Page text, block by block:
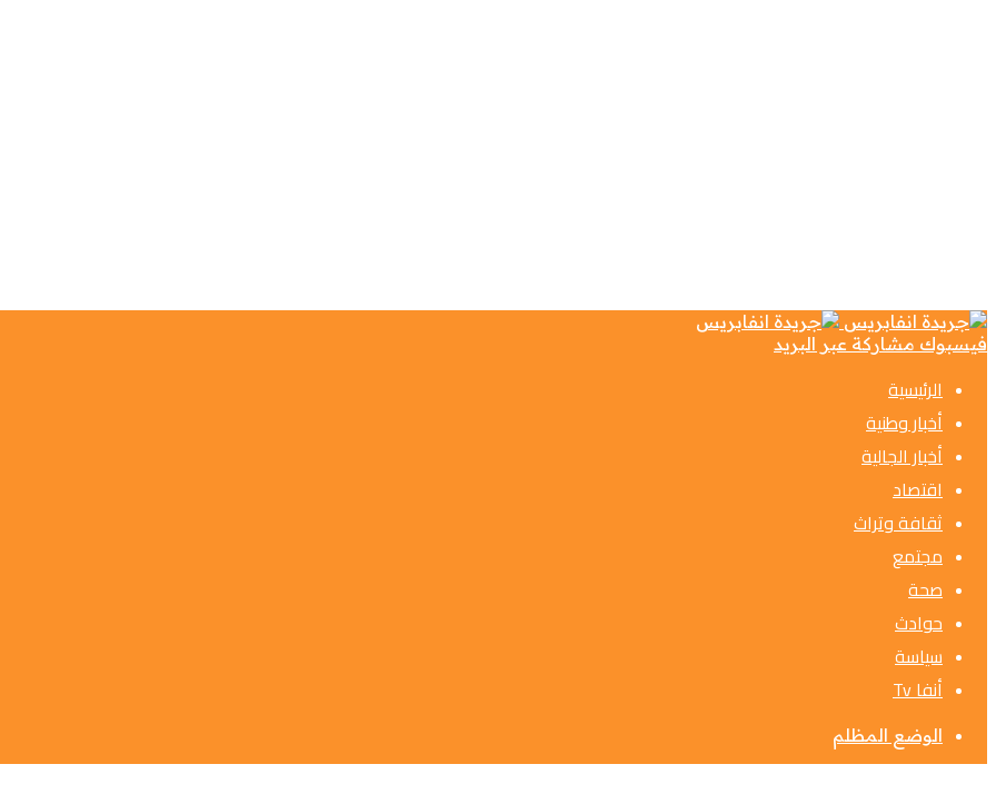
فيسبوك مشاركة عبر البريد
الرئيسية
أخبار وطنية
أخبار الجالية
اقتصاد
ثقافة وتراث
مجتمع
صحة
حوادث
سياسة
أنفا Tv
الوضع المظلم